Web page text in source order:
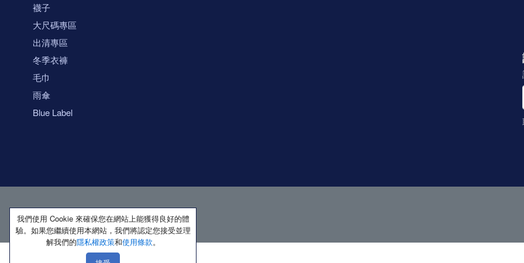
襪子
大尺碼專區
出清專區
冬季衣褲
毛巾
雨傘
Blue Label
我們使用 Cookie 來確保您在網站上能獲得良好的體
驗。如果您繼續使用本網站，我們將認定您接受並理
解我們的隱私權政策和使用條款。